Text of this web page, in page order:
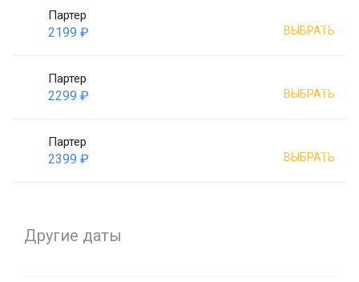
Партер
2199 ₽ ВЫБРАТЬ
Партер
2299 ₽ ВЫБРАТЬ
Партер
2399 ₽ ВЫБРАТЬ
Другие даты